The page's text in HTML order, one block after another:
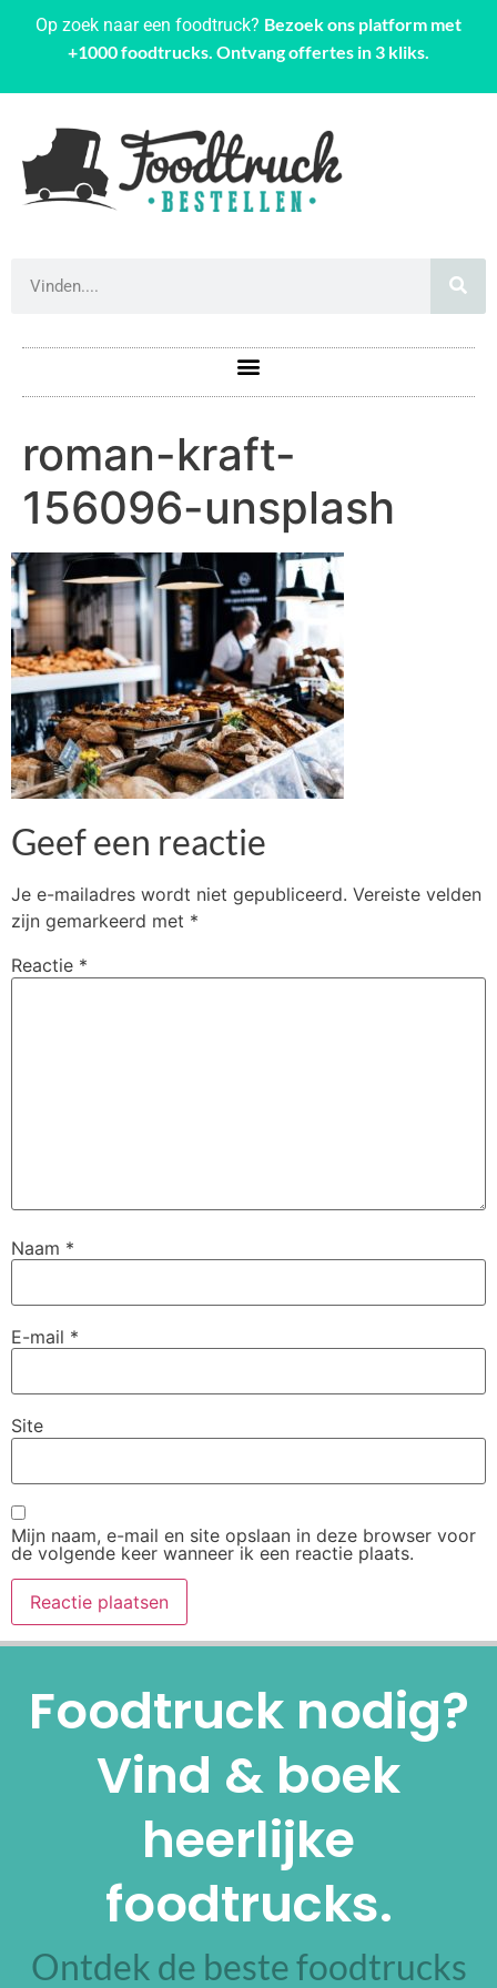
Op zoek naar een foodtruck? Bezoek ons platform met
+1000 foodtrucks. Ontvang offertes in 3 kliks.
roman-kraft-
156096-unsplash
Geef een reactie
Je e-mailadres wordt niet gepubliceerd. Vereiste velden
zijn gemarkeerd met *
Reactie *
Naam *
E-mail *
Site
Mijn naam, e-mail en site opslaan in deze browser voor
de volgende keer wanneer ik een reactie plaats.
Foodtruck nodig?
Vind & boek
heerlijke
foodtrucks.
Ontdek de beste foodtrucks